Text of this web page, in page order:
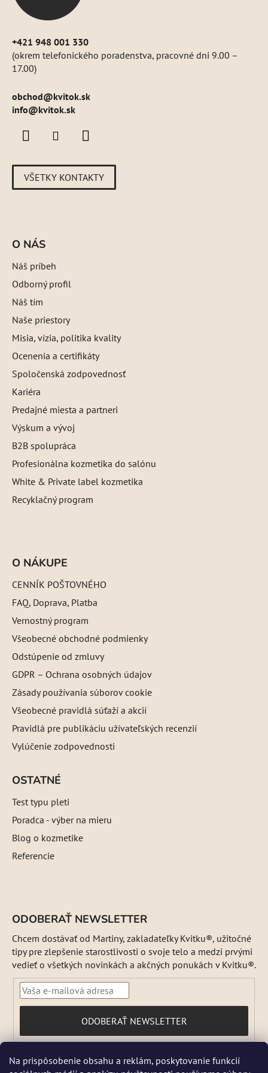
Na prispôsobenie obsahu a reklám, poskytovanie funkcií
+421 948 001 330
(okrem telefonického poradenstva, pracovné dni 9.00 –
17.00)
obchod@kvitok.sk
info@kvitok.sk
VŠETKY KONTAKTY
O NÁS
Náš príbeh
Odborný profil
Náš tím
Naše priestory
Misia, vízia, politika kvality
Ocenenia a certifikáty
Spoločenská zodpovednosť
Kariéra
Predajné miesta a partneri
Výskum a vývoj
B2B spolupráca
Profesionálna kozmetika do salónu
White & Private label kozmetika
Recyklačný program
O NÁKUPE
CENNÍK POŠTOVNÉHO
FAQ, Doprava, Platba
Vernostný program
Všeobecné obchodné podmienky
Odstúpenie od zmluvy
GDPR – Ochrana osobných údajov
Zásady používania súborov cookie
Všeobecné pravidlá súťaží a akcií
Pravidlá pre publikáciu užívateľských recenzií
Vylúčenie zodpovednosti
OSTATNÉ
Test typu pleti
Poradca - výber na mieru
Blog o kozmetike
Referencie
ODOBERAŤ NEWSLETTER
Chcem dostávať od Martiny, zakladateľky Kvitku®, užitočné
tipy pre zlepšenie starostlivosti o svoje telo a medzi prvými
vedieť o všetkých novinkách a akčných ponukách v Kvitku®.
PRIHLÁSIŤ
SA
ODOBERAŤ NEWSLETTER
podmienkami ochrany osobných údajov